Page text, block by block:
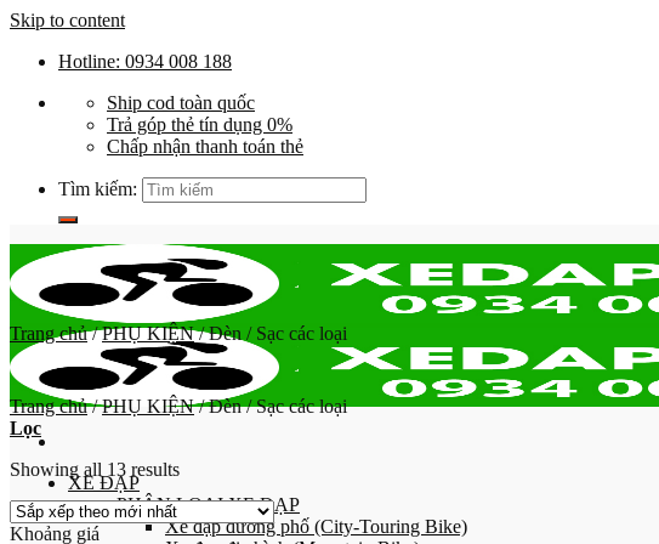
Skip to content
Hotline: 0934 008 188
Ship cod toàn quốc
Trả góp thẻ tín dụng 0%
Chấp nhận thanh toán thẻ
Tìm kiếm:
XE ĐẠP
PHÂN LOẠI XE ĐẠP
Xe đạp đường phố (City-Touring Bike)
Trang chủ / PHỤ KIỆN /Đèn / Sạc các loại
Trang chủ / PHỤ KIỆN /Đèn / Sạc các loại
Lọc
Showing all 13 results
Khoảng giá